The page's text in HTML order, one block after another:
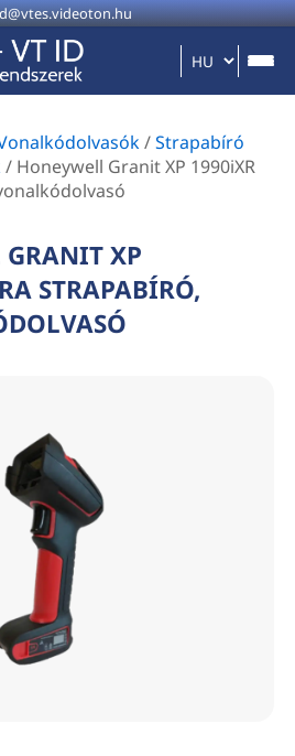
/Strapabíró
/ Honeywell Granit XP 1990iXR
XP
STRAPABÍRÓ,